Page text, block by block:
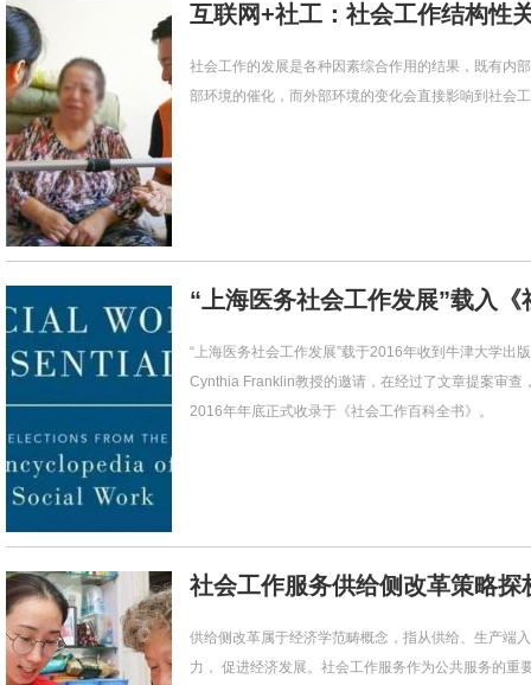
互联网+社工：社会工作结构性
社会工作的发展是各种因素综合作用的结果，既有内
部环境的催化，而外部环境的变化会直接影响到社会
“上海医务社会工作发展”载入《
“上海医务社会工作发展”载于2016年收到牛津大学出
Cynthia Franklin教授的邀请，在经过了文章提案审查
2016年年底正式收录于《社会工作百科全书》。
社会工作服务供给侧改革策略探
供给侧改革属于经济学范畴概念，指从供给、生产端
力， 促进经济发展。社会工作服务作为公共服务的重